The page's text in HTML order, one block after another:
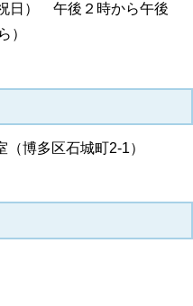
日） 午後２時から午後
）
博多区石城町2-1）